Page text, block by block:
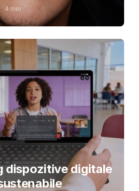
4 min
dispozitive digitale